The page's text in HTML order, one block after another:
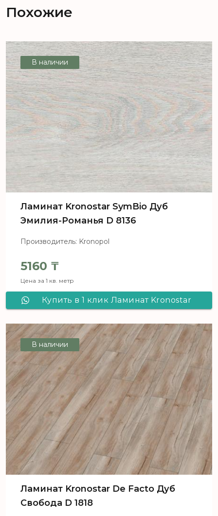
Похожие
В наличии
Ламинат Kronostar SymBio Дуб
Эмилия-Романья D 8136
Производитель: Kronopol
5160 ₸
Цена за 1 кв. метр
Купить в 1 клик Ламинат Kronostar
В наличии
Ламинат Kronostar De Facto Дуб
Свобода D 1818